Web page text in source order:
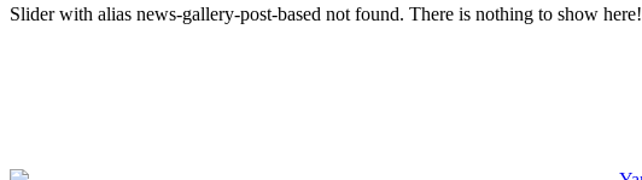
Slider with alias news-gallery-post-based not found. There is nothing to show here!